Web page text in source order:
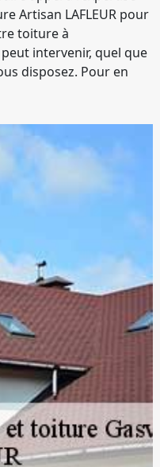
Artisan LAFLEUR pour
toiture à
intervenir, quel que
disposez. Pour en